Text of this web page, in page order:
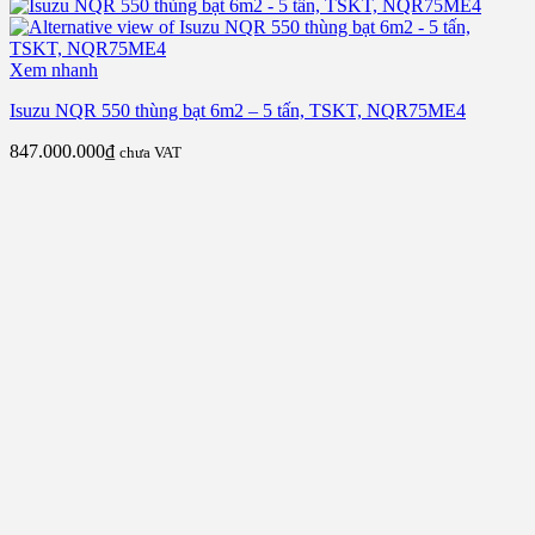
Xem nhanh
Isuzu NQR 550 thùng bạt 6m2 – 5 tấn, TSKT, NQR75ME4
847.000.000₫ chưa VAT